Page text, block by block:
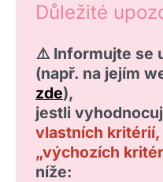
Důležité
⚠️ Informujte se
(např. na jejím
zde),
jestli
vlastních kritérií,
„výchozích
níže: